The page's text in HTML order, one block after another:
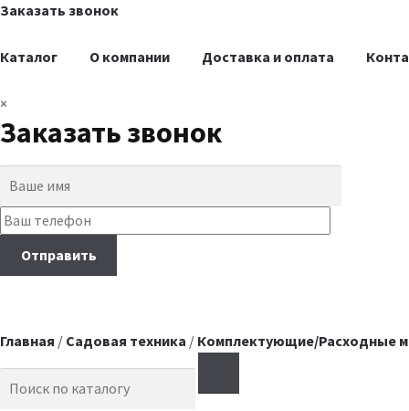
Заказать звонок
Каталог О компании Доставка и оплата
×
Заказать звонок
Главная / Садовая техника / Комплектующие/Расходные
Search for: